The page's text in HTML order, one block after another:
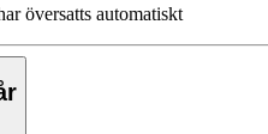
översatts automatiskt